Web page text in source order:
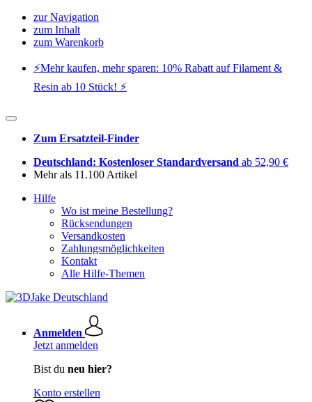
zur Navigation
zum Inhalt
zum Warenkorb
⚡️Mehr kaufen, mehr sparen: 10% Rabatt auf Filament &
Resin ab 10 Stück! ⚡️
Zum Ersatzteil-Finder
Deutschland: Kostenloser Standardversand ab 52,90 €
Mehr als 11.100 Artikel
Hilfe
Wo ist meine Bestellung?
Rücksendungen
Versandkosten
Zahlungsmöglichkeiten
Kontakt
Alle Hilfe-Themen
Anmelden
Jetzt anmelden
Bist du neu hier?
Konto erstellen